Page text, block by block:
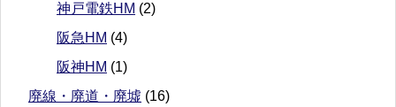
神戸電鉄HM (2)
阪急HM (4)
阪神HM (1)
廃線・廃道・廃墟 (16)